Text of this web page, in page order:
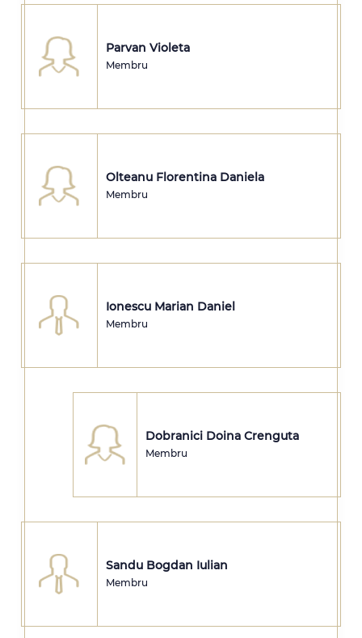
Parvan Violeta
Membru
Olteanu Florentina Daniela
Membru
Ionescu Marian Daniel
Membru
Dobranici Doina Crenguta
Membru
Sandu Bogdan Iulian
Membru